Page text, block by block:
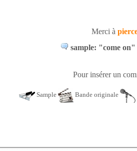
Merci à
sample: "come
Pour insérer un
Sample Bande originale